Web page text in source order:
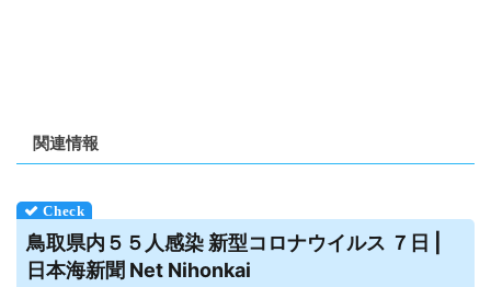
関連情報
鳥取県内５５人感染 新型コロナウイルス ７日 |
日本海新聞 Net Nihonkai